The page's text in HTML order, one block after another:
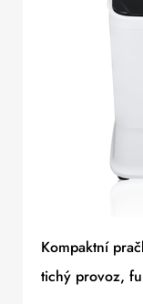
Kompaktní
tichý provoz,